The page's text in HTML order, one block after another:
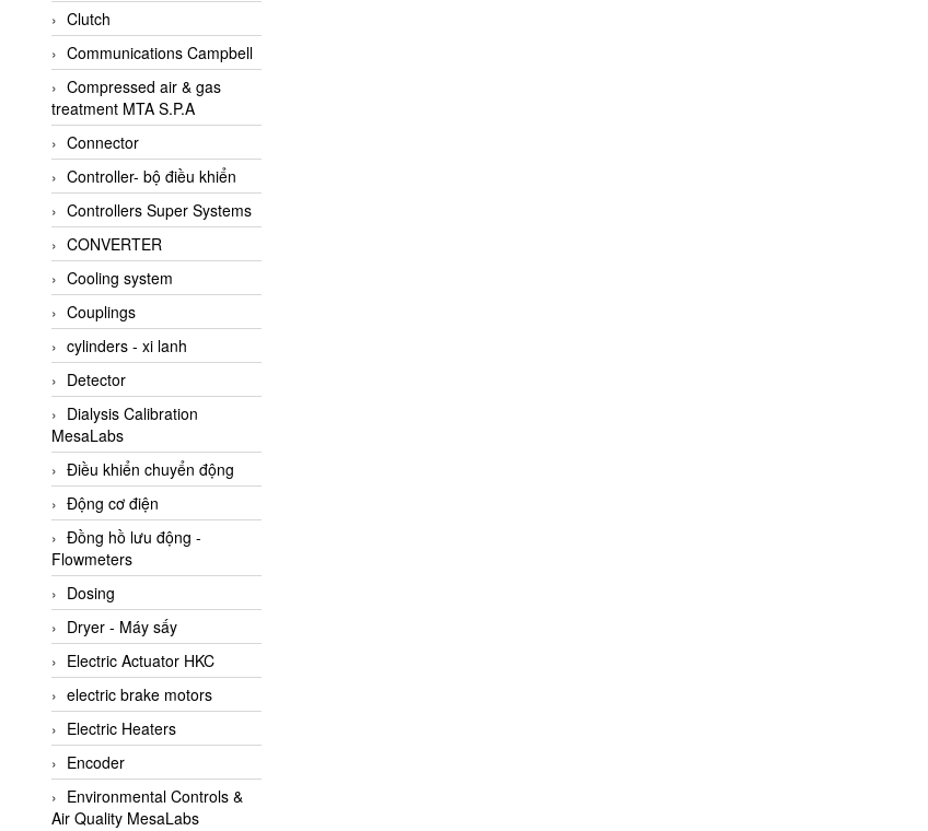
Albrecht-Automatik Viet
Nam
Allen Bradley Vietnam
Alpha Moisture Vietnam
Alpha-Achem Vietnam
Alphino
ALRE-IT Vietnam
Altech
Amarillo Gear
Ametek
AMPTRON Vietnam
AND Vietnam
ANDERSON-NEGELE
ANDILOG Technologies
Vietnam
Anritsu
ANTEC S.A
Antico pumps
Anybus/ HMS
AOBEN
Apex Dynamics Vietnam
Apex Dynamics Vietnam
Apiste
APLISENS VietNam
Apollo Fire
Clutch
Communications Campbell
Compressed air & gas
treatment MTA S.P.A
Connector
Controller- bộ điều khiển
Controllers Super Systems
CONVERTER
Cooling system
Couplings
cylinders - xi lanh
Detector
Dialysis Calibration
MesaLabs
Điều khiển chuyển động
Động cơ điện
Đồng hồ lưu động -
Flowmeters
Dosing
Dryer - Máy sấy
Electric Actuator HKC
electric brake motors
Electric Heaters
Encoder
Environmental Controls &
Air Quality MesaLabs